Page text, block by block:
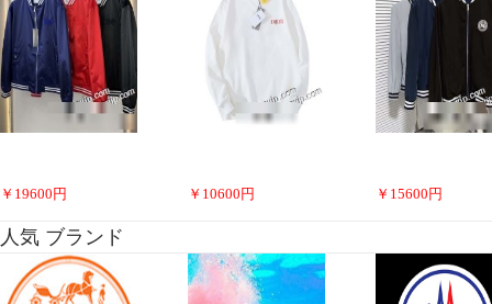
￥ 19600 円 ￥ 10600 円 ￥ 15600 円
人気 ブランド